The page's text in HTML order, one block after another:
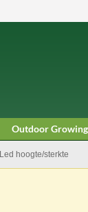
Outdoor Growing
Led hoogte/sterkte